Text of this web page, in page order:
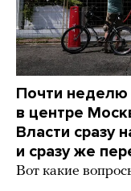
Почти неделю
в центре
Власти сразу
и сразу же
Вот какие